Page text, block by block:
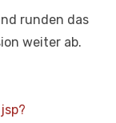
runden das
weiter ab.